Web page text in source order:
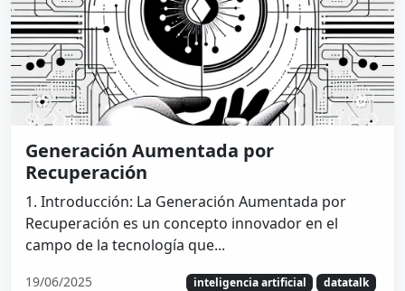
Generación Aumentada por
Recuperación
1. Introducción: La Generación Aumentada por
Recuperación es un concepto innovador en el
campo de la tecnología que...
19/06/2025 inteligencia artificial datatalk